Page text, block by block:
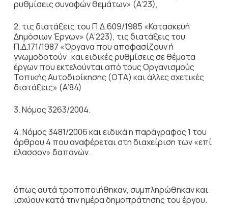
ρυθμίσεις συναφών θεμάτων» (Α’23),
2. τις διατάξεις του Π.Δ.609/1985 «Κατασκευή
Δημόσιων Έργων» (Α’223), τις διατάξεις του
Π.Δ.171/1987 «Όργανα που αποφασίζουν ή
γνωμοδοτούν και ειδικές ρυθμίσεις σε θέματα
έργων που εκτελούνται από τους Οργανισμούς
Τοπικής Αυτοδιοίκησης (ΟΤΑ) και άλλες σχετικές
διατάξεις» (Α’84)
3. Νόμος 3263/2004.
4. Νόμος 3481/2006 και ειδικά η παράγραφος 1 του
άρθρου 4 που αναφέρεται στη διαχείριση των «επί
έλασσον» δαπανών.
όπως αυτά τροποποιήθηκαν, συμπληρώθηκαν και
ισχύουν κατά την ημέρα δημοπράτησης του έργου.